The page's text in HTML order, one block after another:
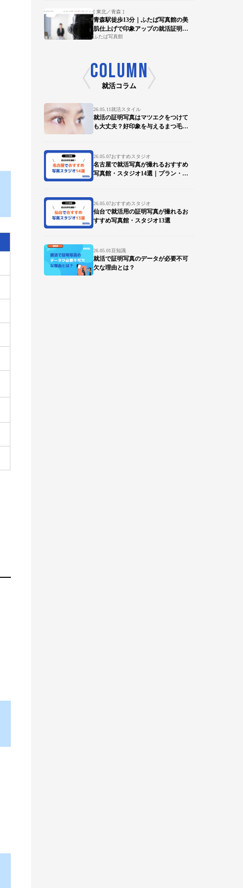
[ 東北／青森 ]
青森駅徒歩13分｜ふたば写真館の美
肌仕上げで印象アップの就活証明写
真を
ふたば写真館
COLUMN
就活コラム
26.05.11就活スタイル
就活の証明写真はマツエクをつけて
も大丈夫？好印象を与えるまつ毛の
26.05.07おすすめスタジオ
名古屋で就活写真が撮れるおすすめ
写真館・スタジオ14選｜プラン・デ
26.05.07おすすめスタジオ
仙台で就活用の証明写真が撮れるお
すすめ写真館・スタジオ13選
26.05.01豆知識
就活で証明写真のデータが必要不可
欠な理由とは？